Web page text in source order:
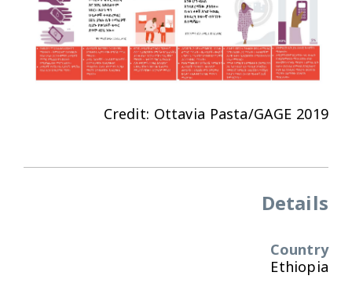
Credit: Ottavia Pasta/GAGE 2019
Details
Country
Ethiopia